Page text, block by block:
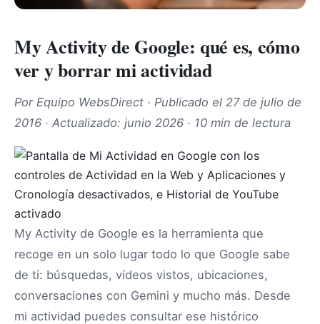
My Activity de Google: qué es, cómo
ver y borrar mi actividad
Por Equipo WebsDirect · Publicado el 27 de julio de
2016 · Actualizado: junio 2026 · 10 min de lectura
My Activity de Google es la herramienta que
recoge en un solo lugar todo lo que Google sabe
de ti: búsquedas, vídeos vistos, ubicaciones,
conversaciones con Gemini y mucho más. Desde
mi actividad puedes consultar ese histórico